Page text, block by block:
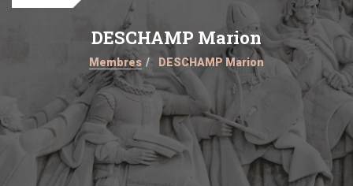
DESCHAMP Marion
Membres DESCHAMP Marion